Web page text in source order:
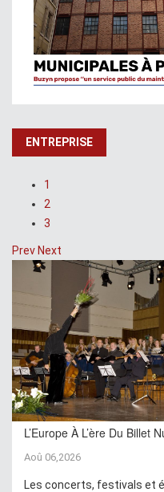
ENTREPRISE
1
2
3
Prev Next
L’Europe À L’ère Du
Aoû 06,2026
Les concerts, festivals et